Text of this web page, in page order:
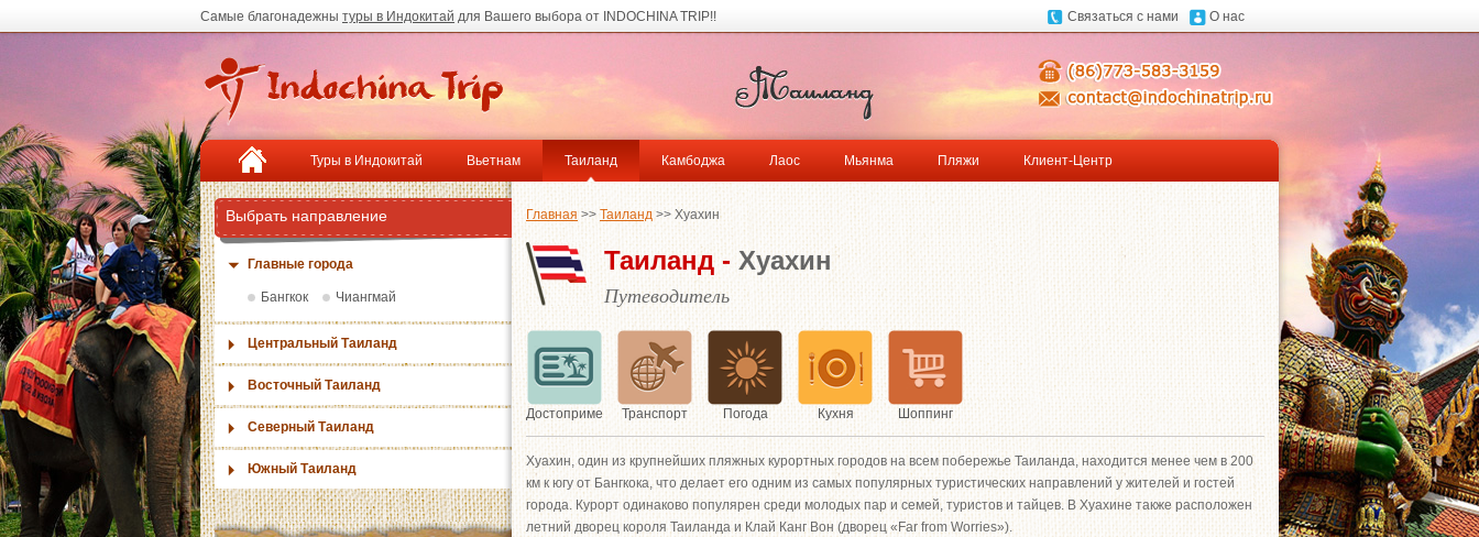
Самые благонадежны туры в Индокитай для Вашего выбора от INDOCHINA TRIP!! Связаться с нами О нас
Туры в Индокитай Вьетнам Таиланд Камбоджа Лаос Мьянма Пляжи Клиент-Центр
Выбрать направление
Главные города
Бангкок Чиангмай
Центральный Таиланд
Восточный Таиланд
Северный Таиланд
Южный Таиланд
Главная>> Таиланд >> Хуахин
Таиланд -Хуахин
Путеводитель
Достопримечательности
Транспорт Погода Кухня Шоппинг
Хуахин, один из крупнейших пляжных курортных городов на всем побережье Таиланда, находится менее чем в 200
км к югу от Бангкока, что делает его одним из самых популярных туристических направлений у жителей и гостей
города. Курорт одинаково популярен среди молодых пар и семей, туристов и тайцев. В Хуахине также расположен
летний дворец короля Таиланда и Клай Канг Вон (дворец «Far from Worries»).